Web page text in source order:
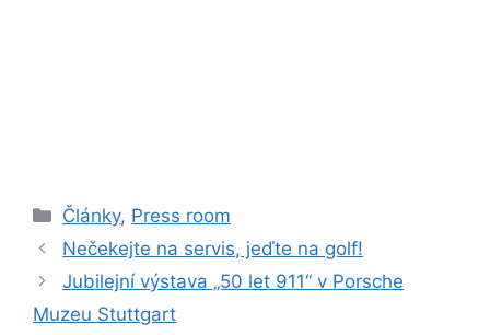
Rubriky
Články, Press room
Nečekejte na servis, jeďte na golf!
Jubilejní výstava „50 let 911“ v Porsche
Muzeu Stuttgart